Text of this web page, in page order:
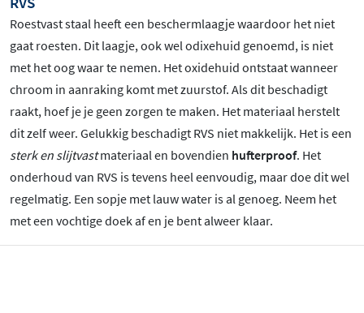
Roestvast staal heeft een beschermlaagje waardoor het niet
gaat roesten. Dit laagje, ook wel odixehuid genoemd, is niet
met het oog waar te nemen. Het oxidehuid ontstaat wanneer
chroom in aanraking komt met zuurstof. Als dit beschadigt
raakt, hoef je je geen zorgen te maken. Het materiaal herstelt
dit zelf weer. Gelukkig beschadigt RVS niet makkelijk. Het is een
sterk en slijtvastmateriaal en bovendien hufterproof. Het
onderhoud van RVS is tevens heel eenvoudig, maar doe dit wel
regelmatig. Een sopje met lauw water is al genoeg. Neem het
met een vochtige doek af en je bent alweer klaar.